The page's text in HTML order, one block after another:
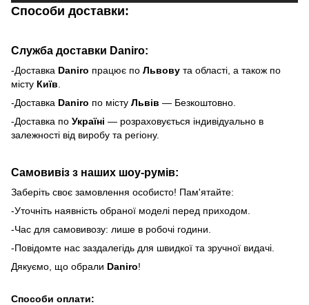
Способи доставки:
Служба доставки Daniro:
-Доставка Daniro працює по Львову та області, а також по
місту Київ
-Доставка Daniro по місту Львів — Безкоштовно.
-Доставка по Україні — розраховується індивідуально в
залежності від виробу та регіону.
Самовивіз з наших шоу-румів:
Заберіть своє замовлення особисто! Пам'ятайте:
-Уточніть наявність обраної моделі перед приходом.
-Час для самовивозу: лише в робочі години.
-Повідомте нас заздалегідь для швидкої та зручної видачі.
Дякуємо, що обрали Daniro!
Способи оплати: